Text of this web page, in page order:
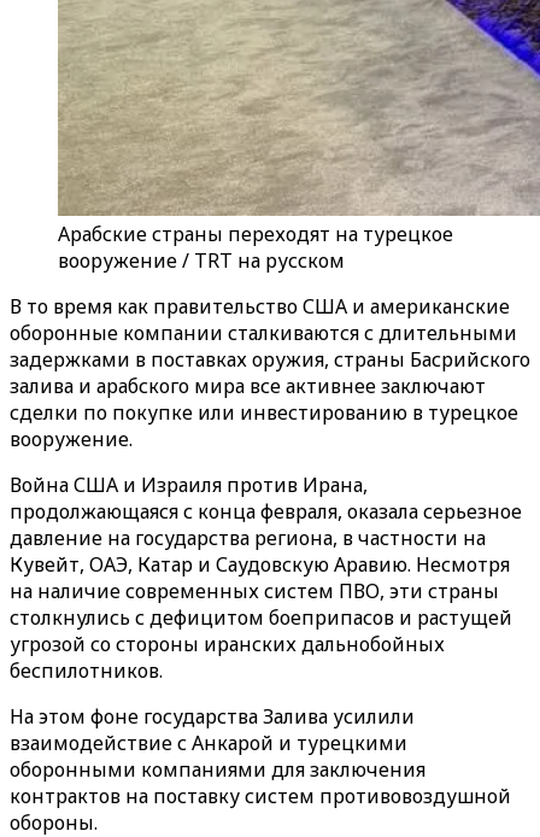
Арабские страны переходят на турецкое
вооружение / TRT на русском
В то время как правительство США и американские
оборонные компании сталкиваются с длительными
задержками в поставках оружия, страны Басрийского
залива и арабского мира все активнее заключают
сделки по покупке или инвестированию в турецкое
вооружение.
Война США и Израиля против Ирана,
продолжающаяся с конца февраля, оказала серьезное
давление на государства региона, в частности на
Кувейт, ОАЭ, Катар и Саудовскую Аравию. Несмотря
на наличие современных систем ПВО, эти страны
столкнулись с дефицитом боеприпасов и растущей
угрозой со стороны иранских дальнобойных
беспилотников.
На этом фоне государства Залива усилили
взаимодействие с Анкарой и турецкими
оборонными компаниями для заключения
контрактов на поставку систем противовоздушной
обороны.